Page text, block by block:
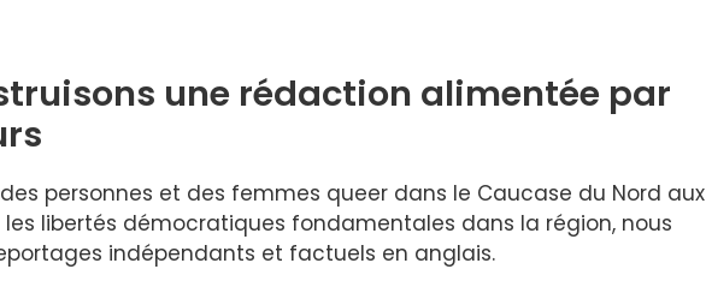
une rédaction alimentée par
personnes et des femmes queer dans le Caucase du Nord aux
libertés démocratiques fondamentales dans la région, nous
indépendants et factuels en anglais.